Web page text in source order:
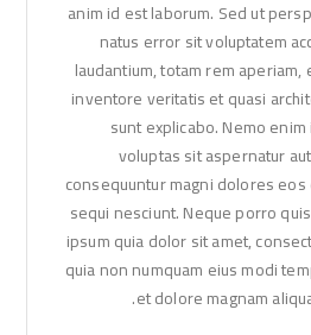
anim id est laborum. Sed ut
natus error sit voluptatem
laudantium, totam rem
inventore veritatis et quasi
sunt explicabo. Nemo
voluptas sit aspernatur
consequuntur magni dolores
sequi nesciunt. Neque porro
ipsum quia dolor sit amet,
quia non numquam eius modi
et dolore magnam